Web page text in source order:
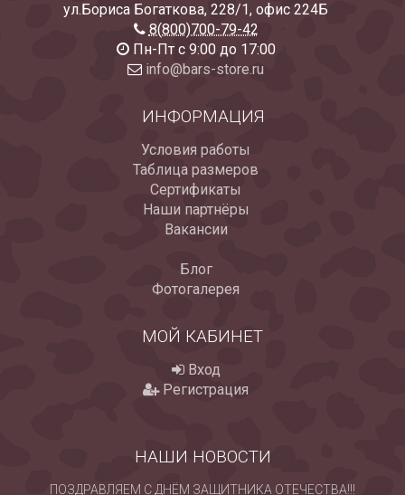
ул.Бориса Богаткова, 228/1, офис 224Б
8(800)700-79-42
Пн-Пт с 9:00 до 17:00
info@bars-store.ru
ИНФОРМАЦИЯ
Условия работы
Таблица размеров
Сертификаты
Наши партнёры
Вакансии
Блог
Фотогалерея
МОЙ КАБИНЕТ
Вход
Регистрация
НАШИ НОВОСТИ
ПОЗДРАВЛЯЕМ С ДНЁМ ЗАЩИТНИКА ОТЕЧЕСТВА!!!